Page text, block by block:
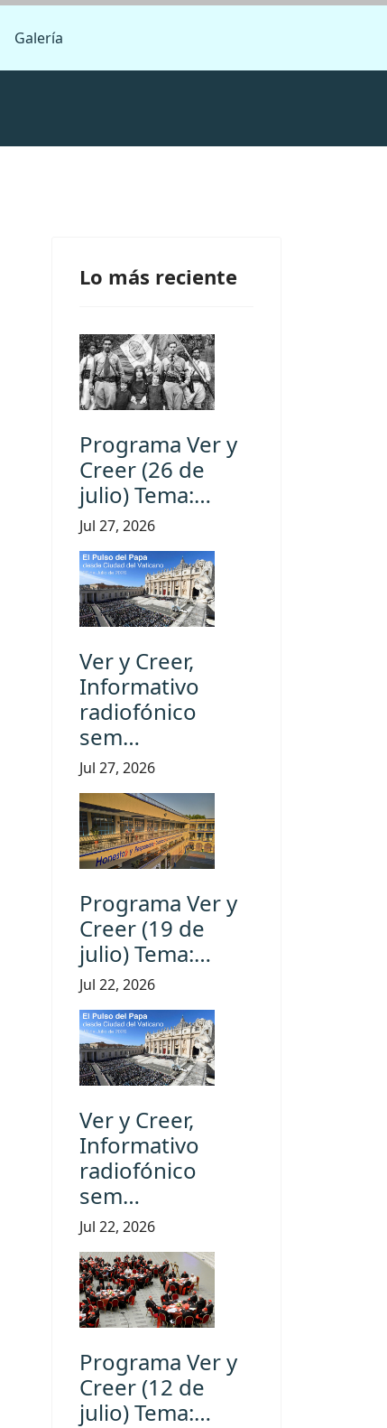
Galería
Lo más reciente
Programa Ver y
Creer (26 de
julio) Tema:…
Jul 27, 2026
Ver y Creer,
Informativo
radiofónico
sem…
Jul 27, 2026
Programa Ver y
Creer (19 de
julio) Tema:…
Jul 22, 2026
Ver y Creer,
Informativo
radiofónico
sem…
Jul 22, 2026
Programa Ver y
Creer (12 de
julio) Tema:…